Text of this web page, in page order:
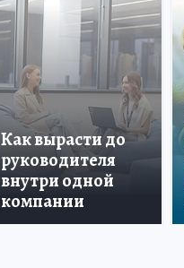
Как вырасти до
руководителя
внутри одной
компании